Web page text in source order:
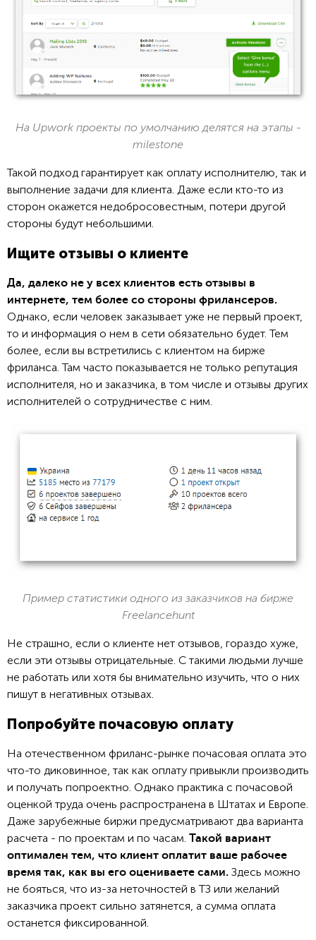
На Upwork проекты по умолчанию делятся на этапы -
milestone
Такой подход гарантирует как оплату исполнителю, так и
выполнение задачи для клиента. Даже если кто-то из
сторон окажется недобросовестным, потери другой
стороны будут небольшими.
Ищите отзывы о клиенте
Да, далеко не у всех клиентов есть отзывы в
интернете, тем более со стороны фрилансеров.
Однако, если человек заказывает уже не первый проект,
то и информация о нем в сети обязательно будет. Тем
более, если вы встретились с клиентом на бирже
фриланса. Там часто показывается не только репутация
исполнителя, но и заказчика, в том числе и отзывы других
исполнителей о сотрудничестве с ним.
Пример статистики одного из заказчиков на бирже
Freelancehunt
Не страшно, если о клиенте нет отзывов, гораздо хуже,
если эти отзывы отрицательные. С такими людьми лучше
не работать или хотя бы внимательно изучить, что о них
пишут в негативных отзывах.
Попробуйте почасовую оплату
На отечественном фриланс-рынке почасовая оплата это
что-то диковинное, так как оплату привыкли производить
и получать попроектно. Однако практика с почасовой
оценкой труда очень распространена в Штатах и Европе.
Даже зарубежные биржи предусматривают два варианта
расчета - по проектам и по часам. Такой вариант
оптимален тем, что клиент оплатит ваше рабочее
время так, как вы его оцениваете сами. Здесь можно
не бояться, что из-за неточностей в ТЗ или желаний
заказчика проект сильно затянется, а сумма оплата
останется фиксированной.